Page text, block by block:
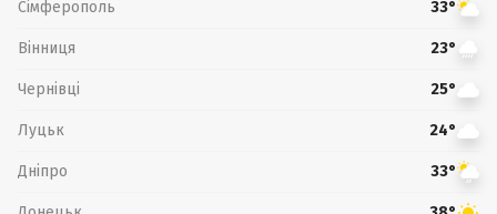
Сімферополь 33°
Вінниця 23°
Чернівці 25°
Луцьк 24°
Дніпро 33°